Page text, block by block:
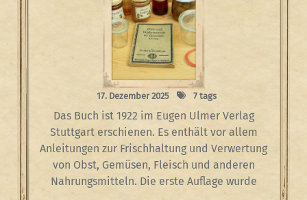
17. Dezember 2025 7 tags
Das Buch ist 1922 im Eugen Ulmer Verlag
Stuttgart erschienen. Es enthält vor allem
Anleitungen zur Frischhaltung und Verwertung
von Obst, Gemüsen, Fleisch und anderen
Nahrungsmitteln. Die erste Auflage wurde